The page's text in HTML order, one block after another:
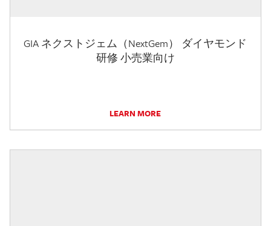
GIA ネクストジェム（NextGem） ダイヤモンド
研修 小売業向け
LEARN MORE